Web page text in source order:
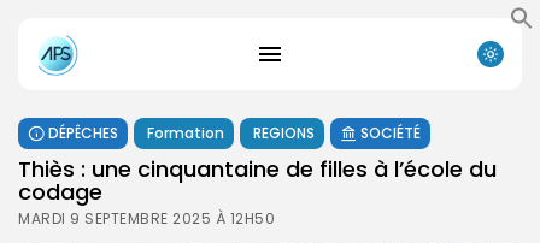
DÉPÊCHES Formation REGIONS SOCIÉTÉ
Thiès : une cinquantaine de filles à l’école du
codage
MARDI 9 SEPTEMBRE 2025 À 12H50